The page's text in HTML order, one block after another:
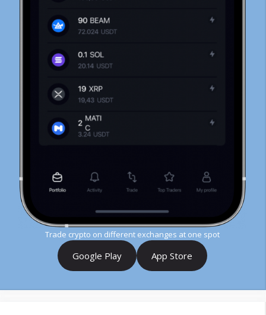
Trade crypto on different exchanges at one spot
Google Play App Store